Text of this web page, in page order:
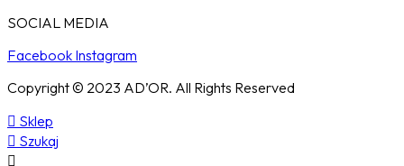
SOCIAL MEDIA
Facebook Instagram
Copyright © 2023 AD’OR. All Rights Reserved
Sklep
Szukaj